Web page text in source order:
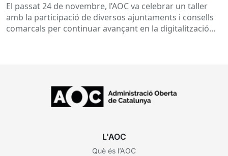
El passat 24 de novembre, l’AOC va celebrar un taller
amb la participació de diversos ajuntaments i consells
comarcals per continuar avançant en la digitalització
L'AOC
Què és l’AOC